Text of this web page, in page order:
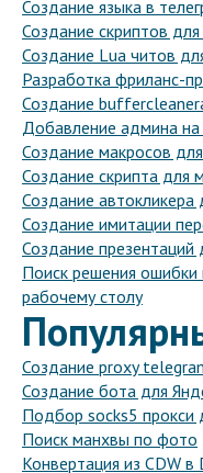
Создание языка в
Создание скриптов
Создание Lua читов
Разработка фриланс-
Создание
Добавление админа на
Создание макросов
Создание скрипта для
Создание автокликера
Создание имитации
Создание
Поиск решения
рабочему столу
Создание proxy
Создание бота для
Подбор socks5 прокси
Поиск манхвы по фото
Конвертация из CDW в